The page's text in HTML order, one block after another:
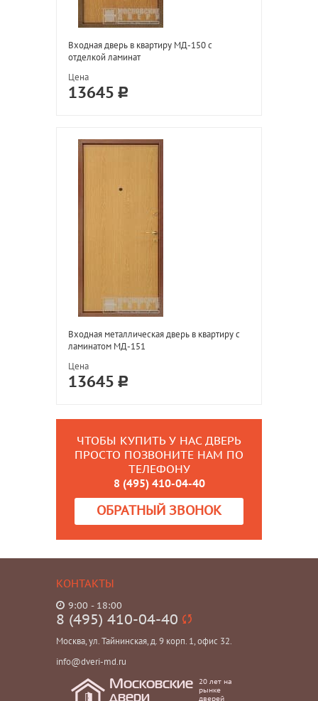
Входная дверь в квартиру МД-150 с
отделкой ламинат
Цена
13645
Входная металлическая дверь в квартиру с
ламинатом МД-151
Цена
13645
ЧТОБЫ КУПИТЬ У НАС ДВЕРЬ
ПРОСТО ПОЗВОНИТЕ НАМ ПО
ТЕЛЕФОНУ
8 (495) 410-04-40
ОБРАТНЫЙ ЗВОНОК
КОНТАКТЫ
9:00 - 18:00
8 (495) 410-04-40
Москва, ул. Тайнинская, д. 9 корп. 1, офис 32.
info@dveri-md.ru
Московские
двери
20 лет на
рынке
дверей